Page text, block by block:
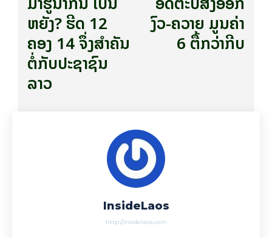
ຫຍັງ? ຮີດ 12
ຄອງ 14 ຈຶ່ງ​ສຳ​ຄັນ​
ຕໍ່​ກັບ​ປະ​ຊາ​ຊົນ​
ລາວ​
ງົວ-ຄວາຍ ມູນຄ່າ
6 ຕື້ກວ່າກີບ
InsideLaos
http://insidelaos.com